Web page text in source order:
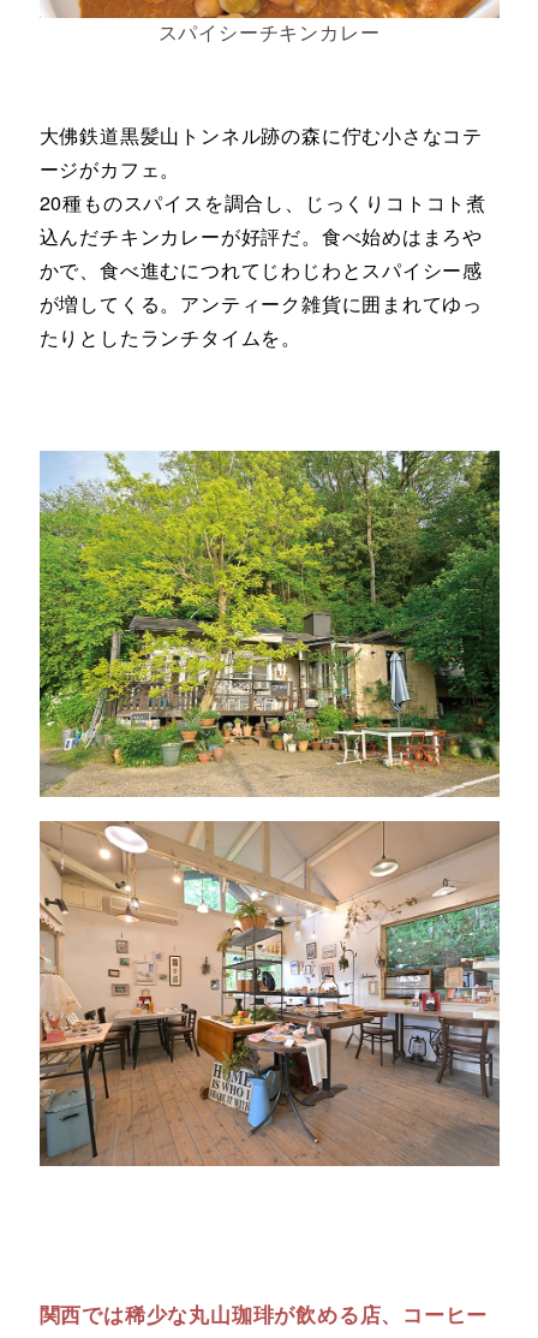
スパイシーチキンカレー
大佛鉄道黒髪山トンネル跡の森に佇む小さなコテ
ージがカフェ。
20種ものスパイスを調合し、じっくりコトコト煮
込んだチキンカレーが好評だ。食べ始めはまろや
かで、食べ進むにつれてじわじわとスパイシー感
が増してくる。アンティーク雑貨に囲まれてゆっ
たりとしたランチタイムを。
関西では稀少な丸山珈琲が飲める店、コーヒー